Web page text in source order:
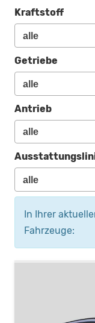
Kraftstoff
Getriebe
Antrieb
In Ihrer
Fahrzeuge: